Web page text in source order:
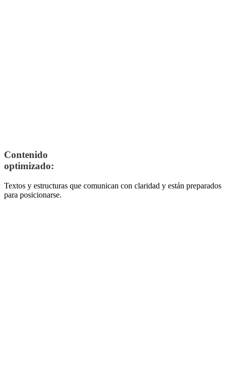
Contenido
optimizado:
Textos y estructuras que comunican con claridad y están preparados
para posicionarse.